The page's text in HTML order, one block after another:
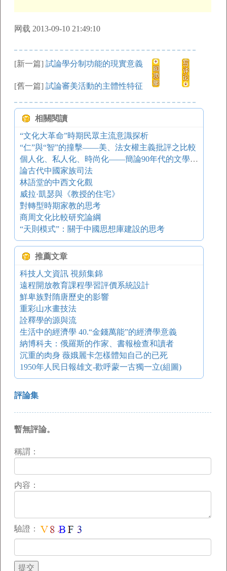
网载 2013-09-10 21:49:10
[新一篇] 試論學分制功能的現實意義
[舊一篇] 試論審美活動的主體性特征
相關閱讀
“文化大革命”時期民眾主流意識探析
“仁”與“智”的撞擊——美、法女權主義批評之比較
個人化、私人化、時尚化——簡論90年代的文學寫作
論古代中國家族司法
林語堂的中西文化觀
威拉·凱瑟與《教授的住宅》
對轉型時期家教的思考
商周文化比較研究論綱
“天則模式”：關于中國思想庫建設的思考
推薦文章
科技人文資訊 視頻集錦
遠程開放教育課程學習評價系統設計
鮮卑族對隋唐歷史的影響
重彩山水畫技法
詮釋學的源與流
生活中的經濟學 40.“金錢萬能”的經濟學意義
納博科夫：俄羅斯的作家、書報檢查和讀者
沉重的肉身 薇娥麗卡怎樣體知自己的已死
1950年人民日報雄文-歡呼蒙一古獨一立(組圖)
評論集
暫無評論。
稱謂：
内容：
驗證：